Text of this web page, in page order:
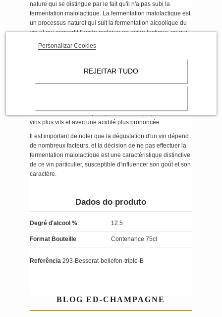
nature qui se distingue par le fait qu'il n'a pas subi la
fermentation malolactique. La fermentation malolactique est
un processus naturel qui suit la fermentation alcoolique du
vin et qui convertit l'acide malique en acide lactique, ce qui
peut adoucir le goût du vin.
signifie que l'acide malique est préservé dans le vin. Cela
peut avoir un impact sur le profil gustatif du vin, lui conférant
fermentation. Ce choix peut plaire à ceux qui préfèrent des
vins plus vifs et avec une acidité plus prononcée.
Il est important de noter que la dégustation d'un vin dépend
de nombreux facteurs, et la décision de ne pas effectuer la
fermentation malolactique est une caractéristique distinctive
de ce vin particulier, susceptible d'influencer son goût et son
caractère.
Dados do produto
Degré d'alcool % 12.5
Format Bouteille Contenance 75cl
Referência 293-Besserat-bellefon-triple-B
BLOG ED-CHAMPAGNE
Personalizar Cookies
REJEITAR TUDO